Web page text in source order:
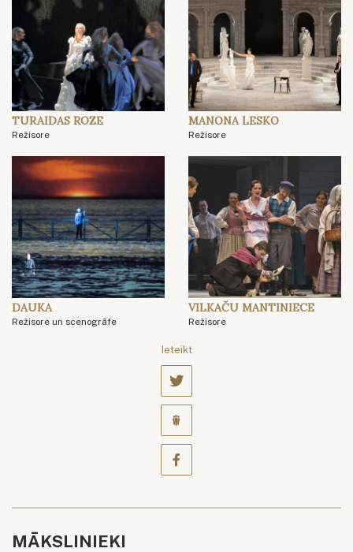
TURAIDAS ROZE
Režisore
MANONA LESKO
Režisore
DAUKA
Režisore un scenogrāfe
VILKAČU MANTINIECE
Režisore
Ieteikt
MĀKSLINIEKI